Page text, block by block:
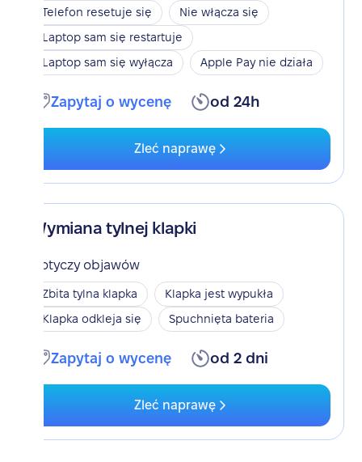
Telefon resetuje się
Nie włącza się
Laptop sam się restartuje
Laptop sam się wyłącza
Apple Pay nie działa
Zapytaj o wycenę od 24h
Zleć naprawę
Wymiana tylnej klapki
Dotyczy objawów
Zbita tylna klapka
Klapka jest wypukła
Klapka odkleja się
Spuchnięta bateria
Zapytaj o wycenę od 2 dni
Zleć naprawę